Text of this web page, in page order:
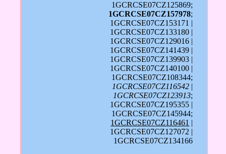
1GCRCSE07CZ125869;
1GCRCSE07CZ157978;
1GCRCSE07CZ153171 |
1GCRCSE07CZ133180 |
1GCRCSE07CZ129016 |
1GCRCSE07CZ141439 |
1GCRCSE07CZ139903 |
1GCRCSE07CZ140100 |
1GCRCSE07CZ108344;
1GCRCSE07CZ116542 |
1GCRCSE07CZ123913;
1GCRCSE07CZ195355 |
1GCRCSE07CZ145944;
1GCRCSE07CZ116461 |
1GCRCSE07CZ127072 |
1GCRCSE07CZ134166